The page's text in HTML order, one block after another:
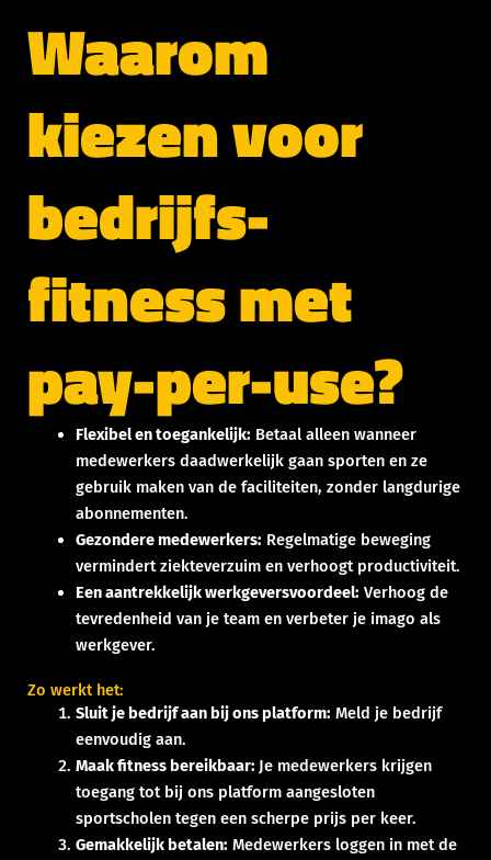
Waarom
kiezen voor
bedrijfs-
fitness met
pay-per-use?
Flexibel en toegankelijk: Betaal alleen wanneer
medewerkers daadwerkelijk gaan sporten en ze
gebruik maken van de faciliteiten, zonder langdurige
abonnementen.
Gezondere medewerkers: Regelmatige beweging
vermindert ziekteverzuim en verhoogt productiviteit.
Een aantrekkelijk werkgeversvoordeel: Verhoog de
tevredenheid van je team en verbeter je imago als
werkgever.
Zo werkt het:
Sluit je bedrijf aan bij ons platform: Meld je bedrijf
eenvoudig aan.
Maak fitness bereikbaar: Je medewerkers krijgen
toegang tot bij ons platform aangesloten
sportscholen tegen een scherpe prijs per keer.
Gemakkelijk betalen: Medewerkers loggen in met de